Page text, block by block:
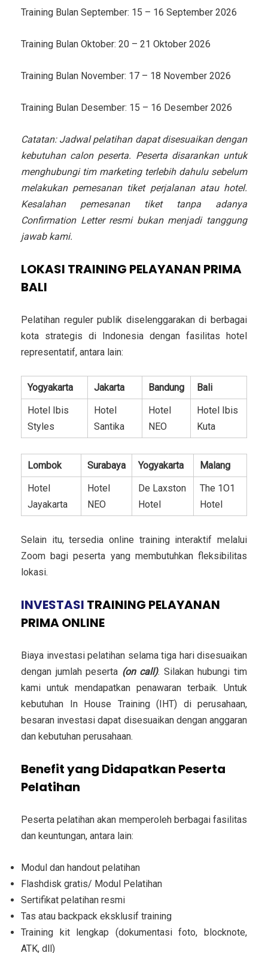
Training Bulan September: 15 – 16 September 2026
Training Bulan Oktober: 20 – 21 Oktober 2026
Training Bulan November: 17 – 18 November 2026
Training Bulan Desember: 15 – 16 Desember 2026
Catatan: Jadwal pelatihan dapat disesuaikan dengan
kebutuhan calon peserta. Peserta disarankan untuk
menghubungi tim marketing terlebih dahulu sebelum
melakukan pemesanan tiket perjalanan atau hotel.
Kesalahan pemesanan tiket tanpa adanya
Confirmation Letter resmi bukan menjadi tanggung
jawab kami.
LOKASI TRAINING PELAYANAN PRIMA
BALI
Pelatihan reguler publik diselenggarakan di berbagai
kota strategis di Indonesia dengan fasilitas hotel
representatif, antara lain:
Yogyakarta Jakarta Bandung
Bali
Hotel Ibis
Styles
Hotel
Santika
Hotel
NEO
Hotel Ibis
Kuta
Lombok Surabaya Yogyakarta
Malang
Hotel
Jayakarta
Hotel
NEO
De Laxston
Hotel
The 1O1
Hotel
Selain itu, tersedia online training interaktif melalui
Zoom bagi peserta yang membutuhkan fleksibilitas
lokasi.
INVESTASI TRAINING PELAYANAN
PRIMA ONLINE
Biaya investasi pelatihan selama tiga hari disesuaikan
dengan jumlah peserta (on call). Silakan hubungi tim
kami untuk mendapatkan penawaran terbaik. Untuk
kebutuhan In House Training (IHT) di perusahaan,
besaran investasi dapat disesuaikan dengan anggaran
dan kebutuhan perusahaan.
Benefit yang Didapatkan Peserta
Pelatihan
Peserta pelatihan akan memperoleh berbagai fasilitas
dan keuntungan, antara lain:
Modul dan handout pelatihan
Flashdisk gratis/ Modul Pelatihan
Sertifikat pelatihan resmi
Tas atau backpack eksklusif training
Training kit lengkap (dokumentasi foto, blocknote,
ATK, dll)